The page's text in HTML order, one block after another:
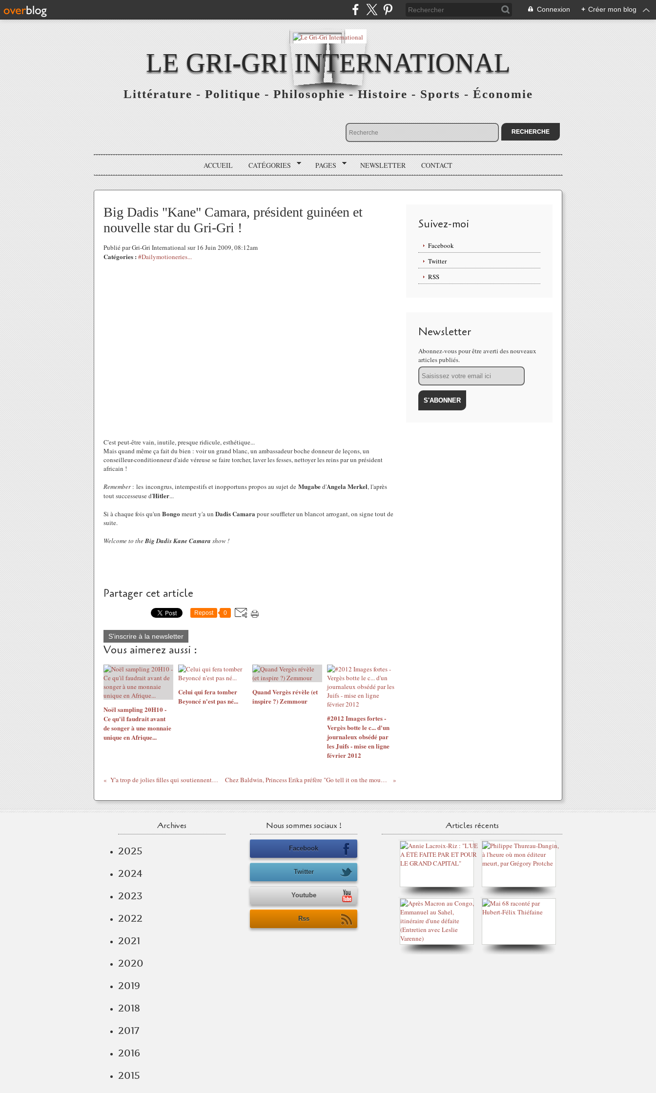
Connexion + Créer mon blog
LE GRI-GRI INTERNATIONAL
Littérature - Politique - Philosophie - Histoire - Sports - Économie
ACCUEIL CATÉGORIES PAGES NEWSLETTER CONTACT
Big Dadis "Kane" Camara, président guinéen et
nouvelle star du Gri-Gri !
Publié par Gri-Gri International sur 16 Juin 2009, 08:12am
Catégories : #Dailymotioneries...
C'est peut-être vain, inutile, presque ridicule, esthétique...
Mais quand même ça fait du bien : voir un grand blanc, un ambassadeur boche donneur de leçons, un
conseilleur-conditionneur d'aide véreuse se faire torcher, laver les fesses, nettoyer les reins par un président
africain !
Remember: les incongrus, intempestifs et inopportuns propos au sujet de Mugabed'Angela Merkel, l'après
tout successeuse d'Hitler...
Si à chaque fois qu'un Bongo meurt y'a un Dadis Camara pour souffleter un blancot arrogant, on signe tout de
suite.
Welcome to theBig Dadis Kane Camara show !
Partager cet article
Repost 0
S'inscrire à la newsletter
Vous aimerez aussi :
Noël sampling 20H10 -
Ce qu'il faudrait avant
de songer à une monnaie
unique en Afrique...
Celui qui fera tomber
Beyoncé n'est pas né...
Quand Vergès révèle (et
inspire ?) Zemmour
#2012 Images fortes -
Vergès botte le c... d'un
journaleux obsédé par
les Juifs - mise en ligne
février 2012
Y'a trop de jolies filles qui soutiennent les sans papiers ! Chez Baldwin, Princess Erika préfère "Go tell it on the mountain" à "La Conversion"
Suivez-moi
Facebook
Twitter
RSS
Newsletter
Abonnez-vous pour être averti des nouveaux
articles publiés.
Email
Archives
2025
2024
2023
2022
2021
2020
2019
2018
2017
2016
2015
Nous sommes sociaux !
Facebook
Twitter
Youtube
Rss
Articles récents